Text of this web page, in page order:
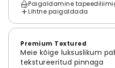
Paigaldamine
Lihtne paigaldada
Premium Textured
Meie kõige luksuslikum
tekstureeritud pinnaga